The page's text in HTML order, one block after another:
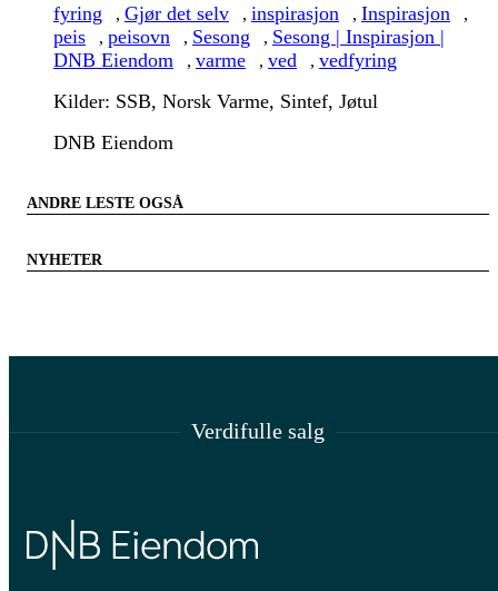
fyring , Gjør det selv , inspirasjon , Inspirasjon ,
peis , peisovn , Sesong , Sesong | Inspirasjon |
DNB Eiendom
, varme , ved , vedfyring
Kilder: SSB, Norsk Varme, Sintef, Jøtul
DNB Eiendom
ANDRE LESTE OGSÅ
NYHETER
Verdifulle salg